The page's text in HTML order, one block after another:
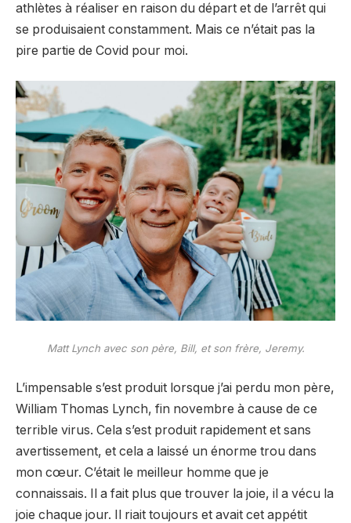
athlètes à réaliser en raison du départ et de l’arrêt qui
se produisaient constamment. Mais ce n’était pas la
pire partie de Covid pour moi.
Matt Lynch avec son père, Bill, et son frère, Jeremy.
L’impensable s’est produit lorsque j’ai perdu mon père,
William Thomas Lynch, fin novembre à cause de ce
terrible virus. Cela s’est produit rapidement et sans
avertissement, et cela a laissé un énorme trou dans
mon cœur. C’était le meilleur homme que je
connaissais. Il a fait plus que trouver la joie, il a vécu la
joie chaque jour. Il riait toujours et avait cet appétit